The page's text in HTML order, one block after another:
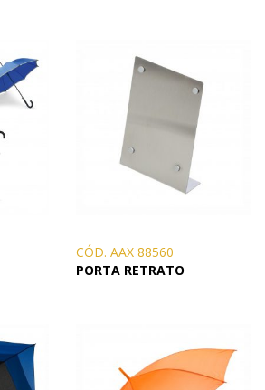
CÓD. AAX 88560
PORTA RETRATO